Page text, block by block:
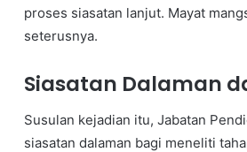
proses siasatan lanjut. Mayat
seterusnya.
Siasatan Dalaman
Susulan kejadian itu, Jabatan
siasatan dalaman bagi meneliti